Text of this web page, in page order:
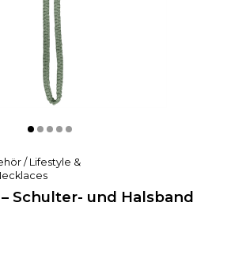
/ Lifestyle &
Schulter- und Halsband